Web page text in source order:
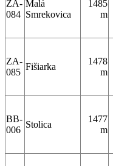
ZA-
084
Malá
Smrekovica
1485
m
ZA-
085
Fišiarka
1478
m
BB-
006
Stolica
1477
m